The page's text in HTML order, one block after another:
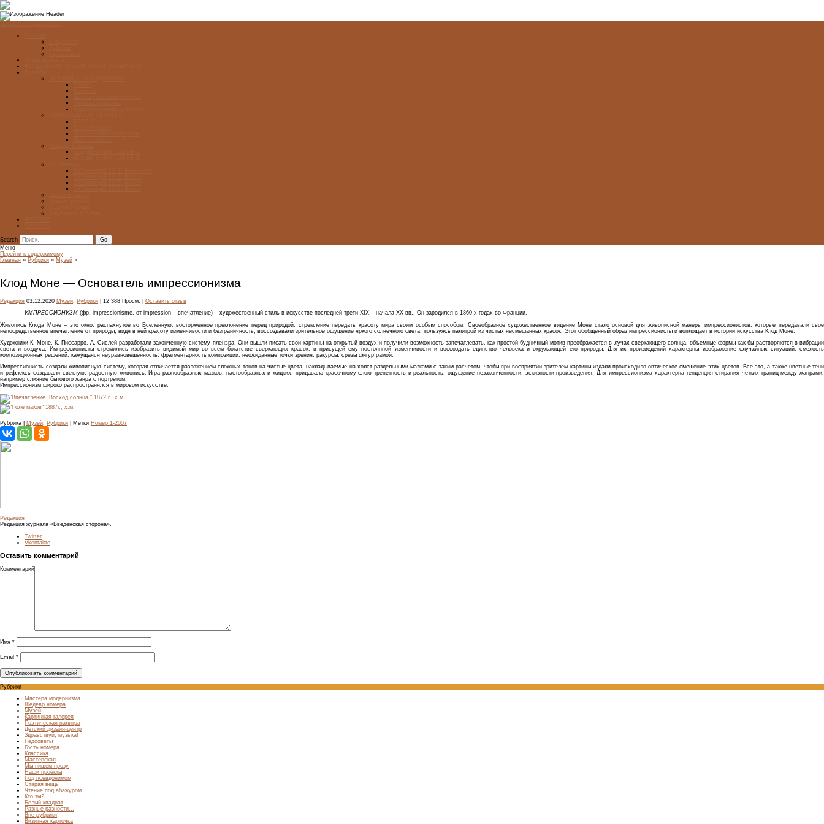
Search
Меню
Перейти к содержимому
Главная » Рубрики » Музей »
Клод Моне — Основатель импрессионизма
Редакция 03.12.2020 Музей Рубрики | 12 388 Просм. | Оставить отзыв
ИМПРЕССИОНИЗМ (фр. impressionisme, от impression – впечатление) – художественный стиль в искусстве последней трети XIX – начала XX вв.. Он зародился в 1860-х годах во Франции.
Живопись Клода Моне – это окно, распахнутое во Вселенную, восторженное преклонение перед природой, стремление передать красоту мира своим особым способом. Своеобразное художественное видение Моне стало основой для живописной манеры импрессионистов, которые передавали своё
непосредственное впечатление от природы, видя в ней красоту изменчивости и безграничность, воссоздавали зрительное ощущение яркого солнечного света, пользуясь палитрой из чистых несмешанных красок. Этот обобщённый образ импрессионисты и воплощает в истории искусства Клод Моне.
Художники К. Моне, К. Писсарро, А. Сислей разработали законченную систему пленэра. Они вышли писать свои картины на открытый воздух и получили возможность запечатлевать, как простой будничный мотив преображается в лучах сверкающего солнца, объемные формы как бы растворяются в вибрации
света и воздуха. Импрессионисты стремились изобразить видимый мир во всем богатстве сверкающих красок, в присущей ему постоянной изменчивости и воссоздать единство человека и окружающей его природы. Для их произведений характерны изображение случайных ситуаций, смелость
композиционных решений, кажущаяся неуравновешенность, фрагментарность композиции, неожиданные точки зрения, ракурсы, срезы фигур рамой.
Импрессионисты создали живописную систему, которая отличается разложением сложных тонов на чистые цвета, накладываемые на холст раздельными мазками с таким расчетом, чтобы при восприятии зрителем картины издали происходило оптическое смешение этих цветов. Все это, а также цветные тени
и рефлексы создавали светлую, радостную живопись. Игра разнообразных мазков, пастообразных и жидких, придавала красочному слою трепетность и реальность, ощущение незаконченности, эскизности произведения. Для импрессионизма характерна тенденция стирания четких границ между жанрами,
например слияние бытового жанра с портретом.
Импрессионизм широко распространялся в мировом искусстве.
Рубрика | Музей Рубрики | Метки Номер 1-2007
Редакция
Редакция журнала «Введенская сторона».
Twitter
Vkontakte
Оставить комментарий
Комментарий
Имя *
Email *
Рубрики
Мастера модернизма
Шедевр номера
Музей
Картинная галерея
Поэтическая палитра
Детский дизайн-центр
Здравствуй, музыка!
Педсоветы
Гость номера
Классика
Мастерская
Мы пишем прозу
Наши проекты
Под псевдонимом
Старая вещь
Чтение под абажуром
Кто ты?
Белый квадрат
Разные разности…
Вне рубрики
Визитная карточка